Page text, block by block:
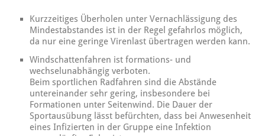
Kurzzeitiges Überholen unter Vernachlässigung des
Mindestabstandes ist in der Regel gefahrlos möglich,
da nur eine geringe Virenlast übertragen werden kann.
Windschattenfahren ist formations- und
wechselunabhängig verboten.
Beim sportlichen Radfahren sind die Abstände
untereinander sehr gering, insbesondere bei
Formationen unter Seitenwind. Die Dauer der
Sportausübung lässt befürchten, dass bei Anwesenheit
eines Infizierten in der Gruppe eine Infektion